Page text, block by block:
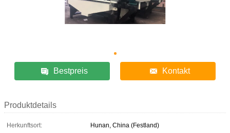
Bestpreis Kontakt
Produktdetails
Herkunftsort:
Hunan, China (Festland)